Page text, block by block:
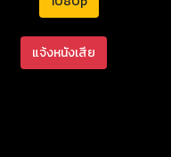
แจ้งหนังเสีย